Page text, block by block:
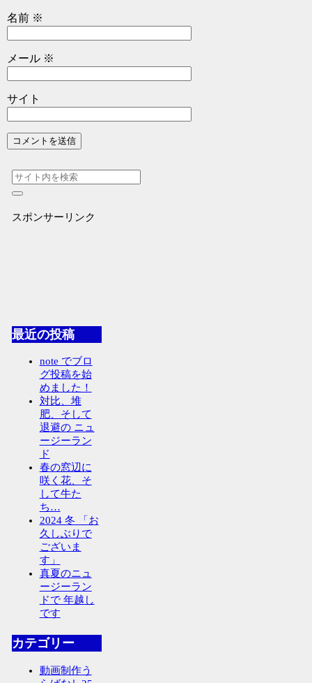
名前 ※
メール ※
サイト
スポンサーリンク
最近の投稿
note でブロ
グ投稿を始
めました！
対比、堆
肥、そして
退避の ニュ
ージーラン
ド
春の窓辺に
咲く花、そ
して牛た
ち…
2024 冬 「お
久しぶりで
ございま
す」
真夏のニュ
ージーラン
ドで 年越し
です
カテゴリー
動画制作う